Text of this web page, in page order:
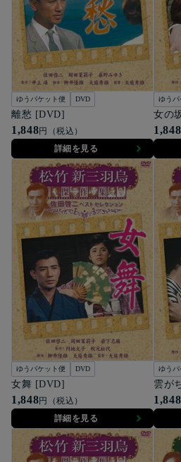
ゆうパケット便 DVD
離愁 [DVD]
1,848円（税込）
詳細を見る
ゆうパ
女の
1,848
ゆうパケット便 DVD
女舞 [DVD]
1,848円（税込）
詳細を見る
ゆうパ
雲が
1,848